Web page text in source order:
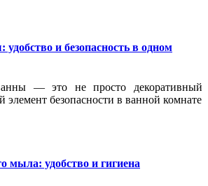
и безопасность в одном
— это не просто декоративный
безопасности в ванной комнате
мыла: удобство и гигиена